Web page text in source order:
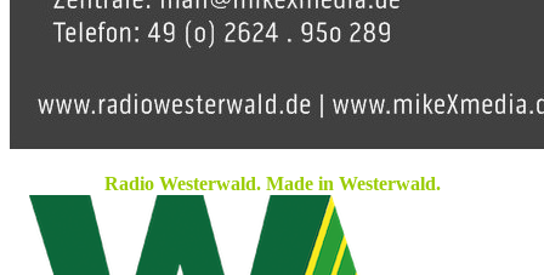
Radio Westerwald. Made in Westerwald.